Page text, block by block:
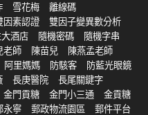
雪花梅
離線碼
因素認證
雙因子變異數分析
酒店 隨機密碼
隨機字串
老師 陳苗兒
陳燕孟老師
阿里媽媽 防駭客
防藍光眼鏡
長庚醫院
長尾關鍵字
金門貢糖 金門小三通
金貢糖
永寧 郵政物流園區
郵件平台